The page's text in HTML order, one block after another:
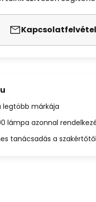
Kapcsolatfelvétel
legtöbb márkája
lámpa azonnal
tanácsadás a szakértőtől